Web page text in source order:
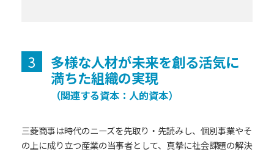
3
多様な人材が未来を創る活気に
満ちた組織の実現
（関連する資本：人的資本）
三菱商事は時代のニーズを先取り・先読みし、個別事業やそ
の上に成り立つ産業の当事者として、真摯に社会課題の解決